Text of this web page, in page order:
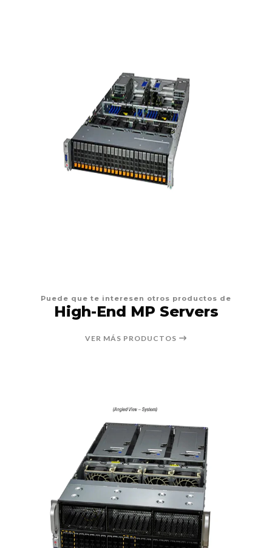
Puede que te interesen otros productos de
High-End MP Servers
VER MÁS PRODUCTOS